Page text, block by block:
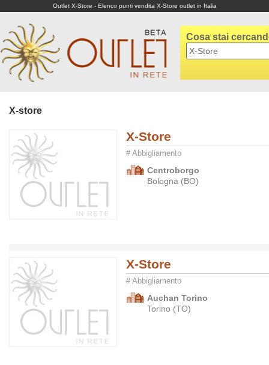
Outlet X-Store - Elenco punti vendita X-Store outlet in Italia
Cosa stai
X-store
X-Store
# Abbigliamento
Centroborgo
Bologna (BO)
X-Store
# Abbigliamento
Auchan Torino
Torino (TO)